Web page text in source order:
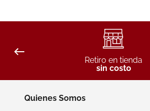
Retiro en tienda
sin costo
Quienes Somos